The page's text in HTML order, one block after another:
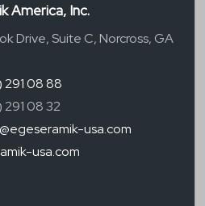
America, Inc.
Drive, Suite C, Norcross, GA
291 08 88
291 08 32
usa.com
usa.com